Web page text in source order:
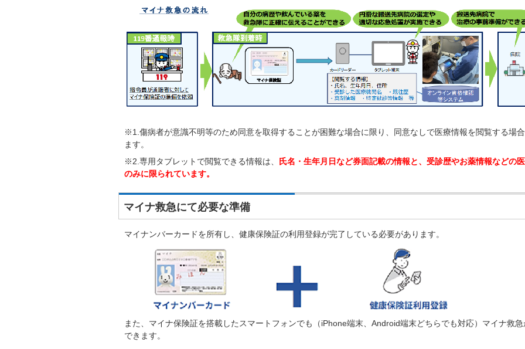
※1.傷病者が意識不明等のため同意を取得することが困難な場合に限り、同意なしで医療情報を閲覧する場
ます。
※2.専用タブレットで閲覧できる情報は、
氏名・生年月日など券面記載の情報と、受診歴やお薬情報などの
のみに限られています。
マイナ救急にて必要な準備
マイナンバーカードを所有し、健康保険証の利用登録が完了している必要があります。
また、マイナ保険証を搭載したスマートフォンでも（iPhone端末、Android端末どちらでも対応）マイナ救
できます。